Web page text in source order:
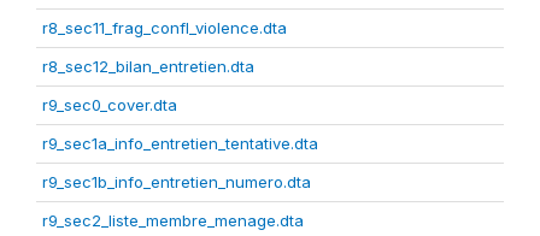
r8_sec11_frag_confl_violence.dta
r8_sec12_bilan_entretien.dta
r9_sec0_cover.dta
r9_sec1a_info_entretien_tentative.dta
r9_sec1b_info_entretien_numero.dta
r9_sec2_liste_membre_menage.dta